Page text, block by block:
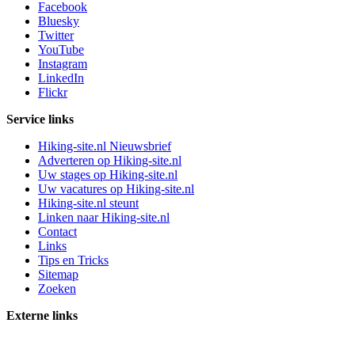
Facebook
Bluesky
Twitter
YouTube
Instagram
LinkedIn
Flickr
Service links
Hiking-site.nl Nieuwsbrief
Adverteren op Hiking-site.nl
Uw stages op Hiking-site.nl
Uw vacatures op Hiking-site.nl
Hiking-site.nl steunt
Linken naar Hiking-site.nl
Contact
Links
Tips en Tricks
Sitemap
Zoeken
Externe links